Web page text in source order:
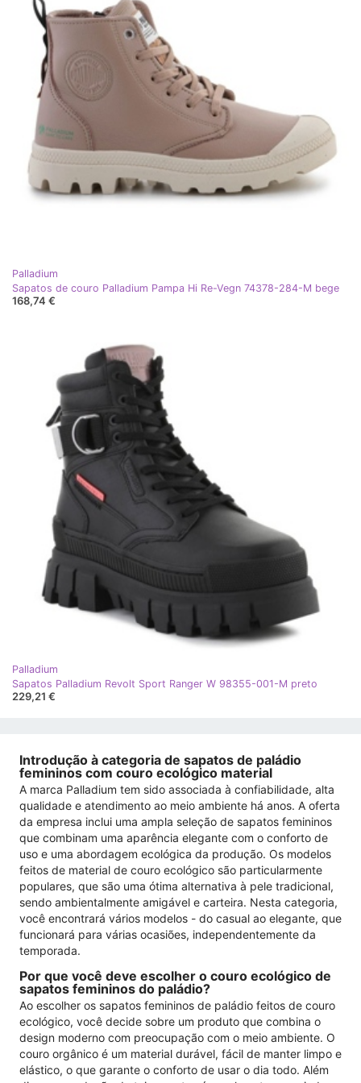
Palladium
Sapatos de couro Palladium Pampa Hi Re-Vegn 74378-284-M bege
168,74 €
Palladium
Sapatos Palladium Revolt Sport Ranger W 98355-001-M preto
229,21 €
Introdução à categoria de sapatos de paládio
femininos com couro ecológico material
A marca Palladium tem sido associada à confiabilidade, alta
qualidade e atendimento ao meio ambiente há anos. A oferta
da empresa inclui uma ampla seleção de sapatos femininos
que combinam uma aparência elegante com o conforto de
uso e uma abordagem ecológica da produção. Os modelos
feitos de material de couro ecológico são particularmente
populares, que são uma ótima alternativa à pele tradicional,
sendo ambientalmente amigável e carteira. Nesta categoria,
você encontrará vários modelos - do casual ao elegante, que
funcionará para várias ocasiões, independentemente da
temporada.
Por que você deve escolher o couro ecológico de
sapatos femininos do paládio?
Ao escolher os sapatos femininos de paládio feitos de couro
ecológico, você decide sobre um produto que combina o
design moderno com preocupação com o meio ambiente. O
couro orgânico é um material durável, fácil de manter limpo e
elástico, o que garante o conforto de usar o dia todo. Além